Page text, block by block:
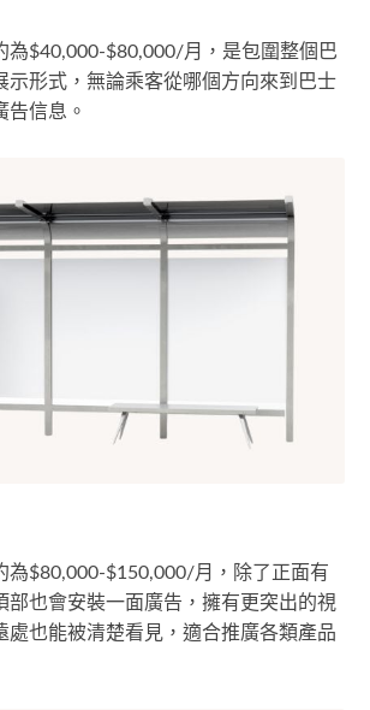
為$40,000-$80,000/月，是包圍整個巴
示形式，無論乘客從哪個方向來到巴士
告信息。
為$80,000-$150,000/月，除了正面有
部也會安裝一面廣告，擁有更突出的視
處也能被清楚看見，適合推廣各類產品